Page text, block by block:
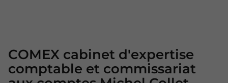
COMEX cabinet d'expertise
comptable et commissariat